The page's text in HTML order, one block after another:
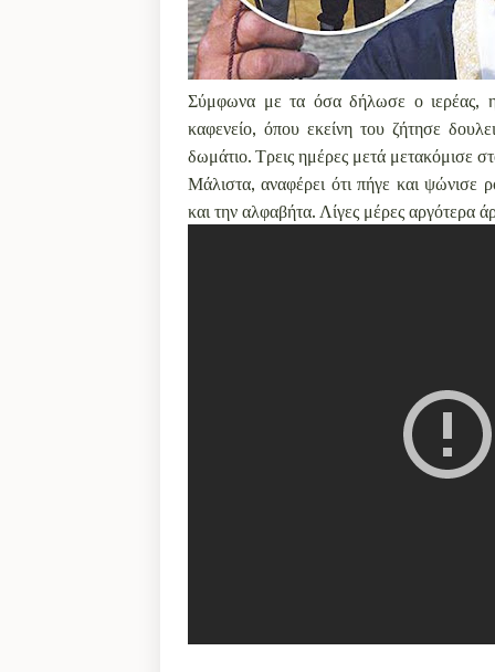
Σύμφωνα με τα όσα δήλωσε ο ιερέας, η
καφενείο, όπου εκείνη του ζήτησε
δωμάτιο. Τρεις ημέρες μετά μετακόμισε
Μάλιστα, αναφέρει ότι πήγε και ψώνισε
και την αλφαβήτα. Λίγες μέρες αργότερα